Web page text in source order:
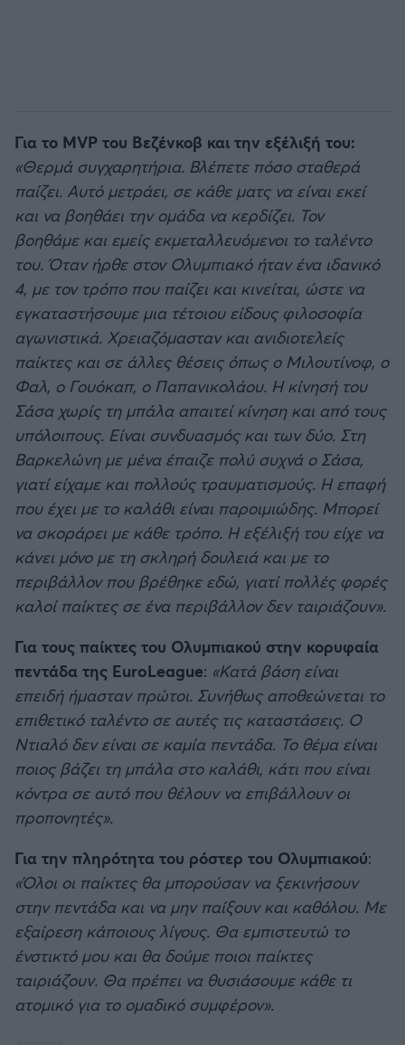
Για το MVP του Βεζένκοβ και την εξέλιξή του:
«Θερμά συγχαρητήρια. Βλέπετε πόσο σταθερά
παίζει. Αυτό μετράει, σε κάθε ματς να είναι εκεί
και να βοηθάει την ομάδα να κερδίζει. Τον
βοηθάμε και εμείς εκμεταλλευόμενοι το ταλέντο
του. Όταν ήρθε στον Ολυμπιακό ήταν ένα ιδανικό
4, με τον τρόπο που παίζει και κινείται, ώστε να
εγκαταστήσουμε μια τέτοιου είδους φιλοσοφία
αγωνιστικά. Χρειαζόμασταν και ανιδιοτελείς
παίκτες και σε άλλες θέσεις όπως ο Μιλουτίνοφ, ο
Φαλ, ο Γουόκαπ, ο Παπανικολάου. Η κίνησή του
Σάσα χωρίς τη μπάλα απαιτεί κίνηση και από τους
υπόλοιπους. Είναι συνδυασμός και των δύο. Στη
Βαρκελώνη με μένα έπαιζε πολύ συχνά ο Σάσα,
γιατί είχαμε και πολλούς τραυματισμούς. Η επαφή
που έχει με το καλάθι είναι παροιμιώδης. Μπορεί
να σκοράρει με κάθε τρόπο. Η εξέλιξή του είχε να
κάνει μόνο με τη σκληρή δουλειά και με το
περιβάλλον που βρέθηκε εδώ, γιατί πολλές φορές
καλοί παίκτες σε ένα περιβάλλον δεν ταιριάζουν».
Για τους παίκτες του Ολυμπιακού στην κορυφαία
πεντάδα της EuroLeague: «Κατά βάση είναι
επειδή ήμασταν πρώτοι. Συνήθως αποθεώνεται το
επιθετικό ταλέντο σε αυτές τις καταστάσεις. Ο
Ντιαλό δεν είναι σε καμία πεντάδα. Το θέμα είναι
ποιος βάζει τη μπάλα στο καλάθι, κάτι που είναι
κόντρα σε αυτό που θέλουν να επιβάλλουν οι
προπονητές».
Για την πληρότητα του ρόστερ του Ολυμπιακού:
«Όλοι οι παίκτες θα μπορούσαν να ξεκινήσουν
στην πεντάδα και να μην παίξουν και καθόλου. Με
εξαίρεση κάποιους λίγους. Θα εμπιστευτώ το
ένστικτό μου και θα δούμε ποιοι παίκτες
ταιριάζουν. Θα πρέπει να θυσιάσουμε κάθε τι
ατομικό για το ομαδικό συμφέρον».